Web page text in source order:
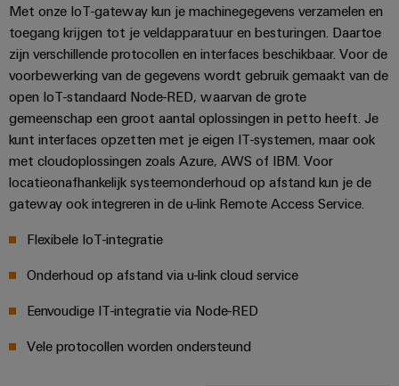
Met onze IoT-gateway kun je machinegegevens verzamelen en
toegang krijgen tot je veldapparatuur en besturingen. Daartoe
zijn verschillende protocollen en interfaces beschikbaar. Voor de
voorbewerking van de gegevens wordt gebruik gemaakt van de
open IoT-standaard Node-RED, waarvan de grote
gemeenschap een groot aantal oplossingen in petto heeft. Je
kunt interfaces opzetten met je eigen IT-systemen, maar ook
met cloudoplossingen zoals Azure, AWS of IBM. Voor
locatieonafhankelijk systeemonderhoud op afstand kun je de
gateway ook integreren in de u-link Remote Access Service.
Flexibele IoT-integratie
Onderhoud op afstand via u-link cloud service
Eenvoudige IT-integratie via Node-RED
Vele protocollen worden ondersteund